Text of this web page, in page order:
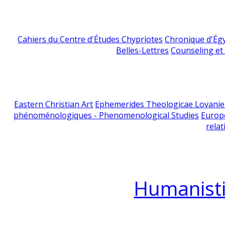
Cahiers du Centre d'Études Chypriotes Chronique
Belles-Lettres Counseling
Eastern Christian Art Ephemerides Theologicae
phénoménologiques - Phenomenological Studies